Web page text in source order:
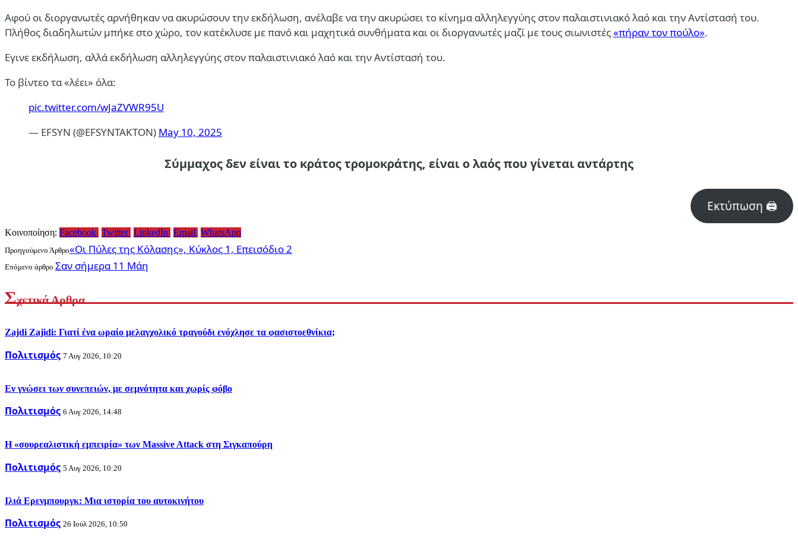
Αφού οι διοργανωτές αρνήθηκαν να ακυρώσουν την εκδήλωση, ανέλαβε να την ακυρώσει το κίνημα αλληλεγγύης στον παλαιστινιακό λαό και την Αντίστασή του.
Πλήθος διαδηλωτών μπήκε στο χώρο, τον κατέκλυσε με πανό και μαχητικά συνθήματα και οι διοργανωτές μαζί με τους σιωνιστές«πήραν τον πούλο».
Εγινε εκδήλωση, αλλά εκδήλωση αλληλεγγύης στον παλαιστινιακό λαό και την Αντίστασή του.
Το βίντεο τα «λέει» όλα:
pic.twitter.com/wJaZVWR95U
— EFSYN (@EFSYNTAKTON) May 10, 2025
Σύμμαχος δεν είναι το κράτος τρομοκράτης, είναι ο λαός που γίνεται αντάρτης
Εκτύπωση 🖨
Κοινοποίηση: Facebook Twitter LinkedIn Email WhatsApp
Προηγούμενο Άρθρο«Οι Πύλες της Κόλασης», Κύκλος 1, Επεισόδιο 2
Επόμενο άρθρο Σαν σήμερα 11 Μάη
Σχετικά Αρθρα
Zajdi Ζajidi: Γιατί ένα ωραίο μελαγχολικό τραγούδι ενόχλησε τα φασιστοεθνίκια;
Πολιτισμός 7 Αυγ 2026, 10:20
Εν γνώσει των συνεπειών, με σεμνότητα και χωρίς φόβο
Πολιτισμός 6 Αυγ 2026, 14:48
Η «σουρεαλιστική εμπειρία» των Massive Attack στη Σιγκαπούρη
Πολιτισμός 5 Αυγ 2026, 10:20
Ιλιά Ερενμπουργκ: Μια ιστορία του αυτοκινήτου
Πολιτισμός 26 Ιούλ 2026, 10:50